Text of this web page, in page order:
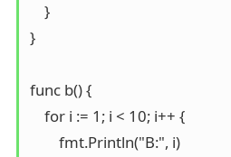
    }
}
func b() {
    for i := 1; i < 10; i++ {
        fmt.Println("B:", i)